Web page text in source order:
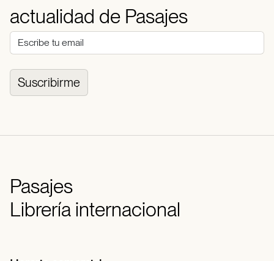
actualidad de Pasajes
Suscribirme
Pasajes
Librería internacional